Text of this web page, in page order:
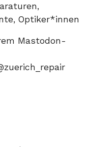
Optiker*innen
Mastodon-